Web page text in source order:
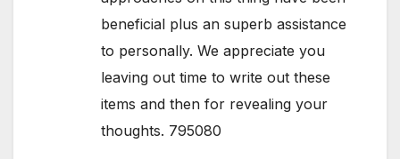
beneficial plus an superb assistance
to personally. We appreciate you
leaving out time to write out these
items and then for revealing your
thoughts. 795080